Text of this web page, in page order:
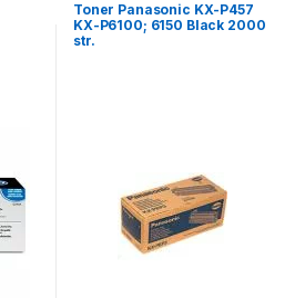
Toner Panasonic KX-P457
KX-P6100; 6150 Black 2000
str.